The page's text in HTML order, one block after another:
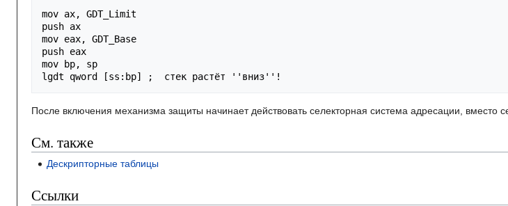
mov ax,
GDT_Limit
push ax
mov eax,
GDT_Base
push eax
mov
bp,
sp
lgdt
qword [ss : bp] ;  стек растёт ''вниз''!
После включения механизма защиты начинает действовать селекторная система адресации, вместо
См. также
Дескрипторные таблицы
Ссылки